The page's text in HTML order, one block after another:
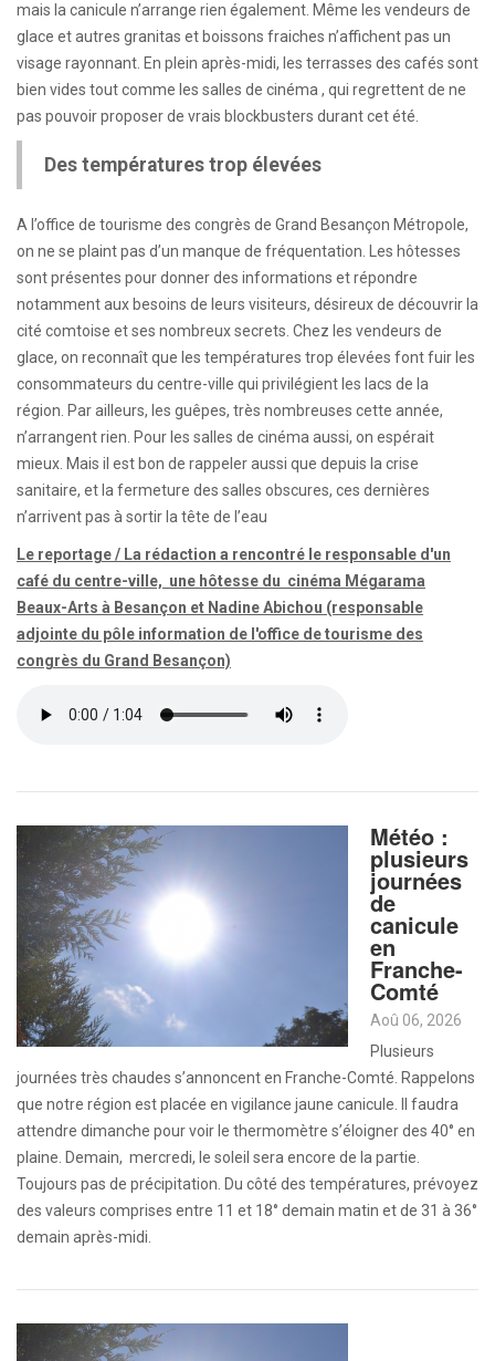
mais la canicule n’arrange rien également. Même les vendeurs de
glace et autres granitas et boissons fraiches n’affichent pas un
visage rayonnant. En plein après-midi, les terrasses des cafés sont
bien vides tout comme les salles de cinéma , qui regrettent de ne
pas pouvoir proposer de vrais blockbusters durant cet été.
Des températures trop élevées
A l’office de tourisme des congrès de Grand Besançon Métropole,
on ne se plaint pas d’un manque de fréquentation. Les hôtesses
sont présentes pour donner des informations et répondre
notamment aux besoins de leurs visiteurs, désireux de découvrir la
cité comtoise et ses nombreux secrets. Chez les vendeurs de
glace, on reconnaît que les températures trop élevées font fuir les
consommateurs du centre-ville qui privilégient les lacs de la
région. Par ailleurs, les guêpes, très nombreuses cette année,
n’arrangent rien. Pour les salles de cinéma aussi, on espérait
mieux. Mais il est bon de rappeler aussi que depuis la crise
sanitaire, et la fermeture des salles obscures, ces dernières
n’arrivent pas à sortir la tête de l’eau
Le reportage / La rédaction a rencontré le responsable d'un
café du centre-ville, une hôtesse du cinéma Mégarama
Beaux-Arts à Besançon et Nadine Abichou (responsable
adjointe du pôle information de l'office de tourisme des
congrès du Grand Besançon)
Météo :
plusieurs
journées
de
canicule
en
Franche-
Comté
Aoû 06, 2026
Plusieurs
journées très chaudes s’annoncent en Franche-Comté. Rappelons
que notre région est placée en vigilance jaune canicule. Il faudra
attendre dimanche pour voir le thermomètre s’éloigner des 40° en
plaine. Demain, mercredi, le soleil sera encore de la partie.
Toujours pas de précipitation. Du côté des températures, prévoyez
des valeurs comprises entre 11 et 18° demain matin et de 31 à 36°
demain après-midi.